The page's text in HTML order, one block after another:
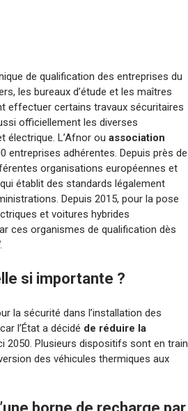
de qualification des entreprises du
les bureaux d’étude et les maîtres
effectuer certains travaux sécuritaires
officiellement les diverses
électrique. L’Afnor ou association
entreprises adhérentes. Depuis près de
organisations européennes et
établit des standards légalement
Depuis 2015, pour la pose
et voitures hybrides
ces organismes de qualification dès
si importante ?
la sécurité dans l’installation des
l’État a décidé de réduire la
2050. Plusieurs dispositifs sont en train
des véhicules thermiques aux